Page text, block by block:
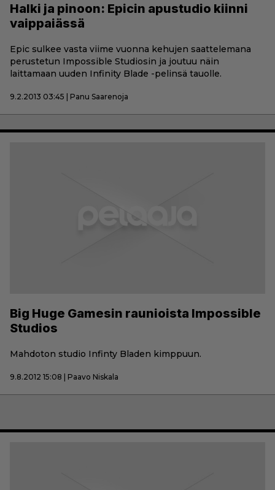
Halki ja pinoon: Epicin apustudio kiinni
vaippaiässä
Epic sulkee vasta viime vuonna kehujen saattelemana
perustetun Impossible Studiosin ja joutuu näin
laittamaan uuden Infinity Blade -pelinsä tauolle.
9.2.2013 03:45 | Panu Saarenoja
Big Huge Gamesin raunioista Impossible
Studios
Mahdoton studio Infinty Bladen kimppuun.
9.8.2012 15:08 | Paavo Niskala